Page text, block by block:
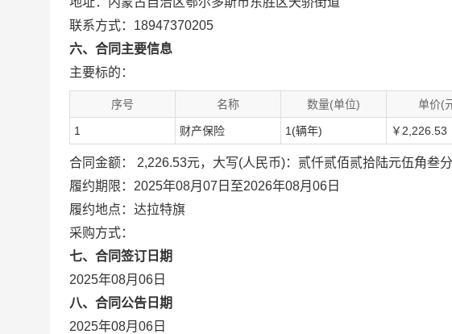
联系方式：18947370205
六、合同主要信息
主要标的：
序号 名称 数量(单位) 单价(
1 财产保险 1(辆年) ￥2,226.53
合同金额： 2,226.53元，大写(人民币)：贰仟贰佰贰拾陆元伍角叁分
履约期限：2025年08月07日至2026年08月06日
履约地点：达拉特旗
采购方式：
七、合同签订日期
2025年08月06日
八、合同公告日期
2025年08月06日